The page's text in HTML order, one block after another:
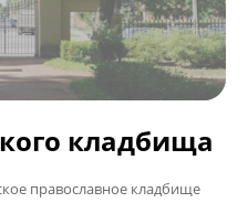
кладбища
православное кладбище